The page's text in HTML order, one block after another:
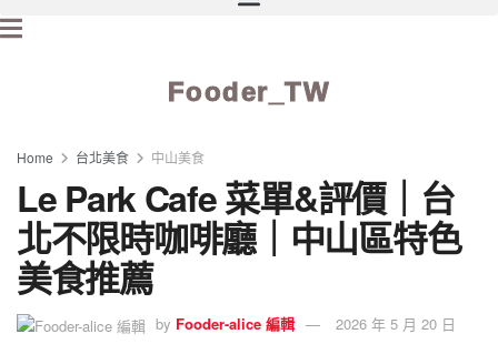
Fooder_TW
Home 台北美食 中山美食
Le Park Cafe 菜單&評價｜台
北不限時咖啡廳｜中山區特色
美食推薦
by Fooder-alice 編輯 2026 年 5 月 20 日